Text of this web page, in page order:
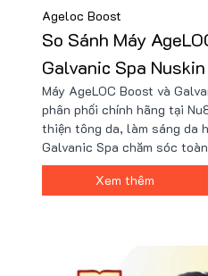
Ageloc Boost
So Sánh Máy
Galvanic Spa Nuskin
Máy AgeLOC Boost và
phân phối chính hãng tại
thiện tông da, làm sáng da
Galvanic Spa chăm sóc
nâng cơ. Đọc bài viết để tìm
nhu cầu chăm sóc da của
Xem thêm